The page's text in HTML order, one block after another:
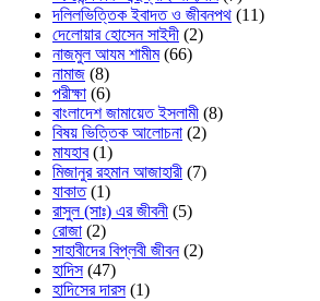
দলিলভিত্তিক ইবাদত ও জীবনপথ (11)
দেলোয়ার হোসেন সাইদী (2)
নাজমুল আযম শামীম(66)
নামাজ (8)
পরীক্ষা (6)
বাংলাদেশ জামায়েত ইসলামী (8)
বিষয় ভিত্তিক আলোচনা (2)
মাযহাব(1)
মিজানুর রহমান আজাহারী (7)
যাকাত(1)
রাসুল (সাঃ) এর জীবনী (5)
রোজা (2)
সাহাবীদের বিপ্লবী জীবন(2)
হাদিস(47)
হাদিসের দারস(1)